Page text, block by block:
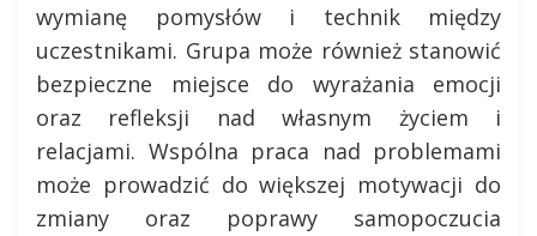
wymianę pomysłów i technik między
uczestnikami. Grupa może również stanowić
bezpieczne miejsce do wyrażania emocji
oraz refleksji nad własnym życiem i
relacjami. Wspólna praca nad problemami
może prowadzić do większej motywacji do
zmiany oraz poprawy samopoczucia